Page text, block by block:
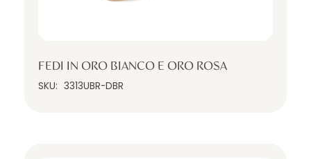
FEDI IN ORO BIANCO E ORO ROSA
SKU: 3313UBR-DBR